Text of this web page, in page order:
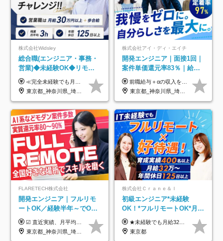
株式会社Widsley
総合職(エンジニア・事務・
営業)◆未経験OK◆リモー
トあり◆残業月3h◆服装髪
型自由
≪完全未経験でも月給40万円以上も可能です！≫ -------------- 【1】ITエンジニア 月給26万円～50万円＋プロジェクト手当＋資格手当 【2】IT事務、営業事務 月給26万円～50万円＋プロジェクト手当＋資格手当 ≪【1】【2】共通≫ ★上記給与には固定残業代20時間分(月3万719円～)を含みます。残業が超過した場合は、追加支給します(残業は月平均3時間とほぼ発生しません。残業がなくても、固定残業代は支給されます) ★試用期間6ヵ月あり（期間中は月給23万1000円～。固定残業代20時間分3万719円～を含む／超過分は別途支給） -------------- 【3】SES営業、SaaS営業 月給30万円以上＋インセンティブ＋各種手当 ★上記給与には固定残業代45時間分(月7万6967円～)を含みます。残業が超過した場合は、追加支給します(残業は月平均3時間とほぼ発生しません。残業がなくても、固定残業代は支給されます) ★試用期間6ヵ月あり(期間中も給与や福利厚生は同じです)
東京都_神奈川県_埼玉県_千葉県_大阪府_愛知県_北海道_青森県_岩手県_宮城県_秋田県_山形県_福島県_茨城県_栃木県_群馬県_新潟県_山梨県_長野県_富山県_石川県_福井県_静岡県_岐阜県_三重県_兵庫県_京都府_滋賀県_奈良県_和歌山県_広島県_岡山県_鳥取県_島根県_山口県_徳島県_香川県_愛媛県_高知県_福岡県_熊本県_佐賀県_長崎県_大分県_宮崎県_鹿児島県_沖縄県
株式会社アイ・ディ・エイチ
開発エンジニア｜面接1回｜
案件単価還元率83％｜給与
UP保証｜年休140日｜在宅
利用率9割｜独立支援・副業
制度
前職給与＋αの収入を保証 月給42万円～120万円＋各種手当＋賞与 給与基準が明確かつ高還元です。 一人ひとりが安定した環境のもと、長く活躍できる職場を目指しています。 ※平均年収650万円 ・還元率83％ ・各種手当について 職能手当／職務手当／資格手当／営業手当 など ※前職での経験・能力、給与などを考慮の上、当社規定により優遇いたします ※試用期間あり（3ヶ月／期間中の条件に変動はありません） ※上記金額には固定残業代（78,948円～225,564円/月30時間分）を含みます 超過分は別途全額支給いたします ・年収UPを保証 過去には転職時に〈年収200万円UP〉したエンジニアも在籍しています。入社時だけでなく、入社後も安心の給与水準で働ける環境です。キャリアや技術力が正当に評価されていないと感じていたら、一度面接でお話ししましょう！ 当社では管理職の人数は最低限にし、無駄な管理をしません。その費用削減分を社員の給与に還元しています！
東京都_神奈川県_埼玉県_千葉県_大阪府_愛知県_北海道_青森県_岩手県_宮城県_秋田県_山形県_福島県_茨城県_栃木県_群馬県_新潟県_山梨県_長野県_富山県_石川県_福井県_静岡県_岐阜県_三重県_兵庫県_京都府_滋賀県_奈良県_和歌山県_広島県_岡山県_鳥取県_島根県_山口県_徳島県_香川県_愛媛県_高知県_福岡県_熊本県_佐賀県_長崎県_大分県_宮崎県_鹿児島県_沖縄県
FLARETECH株式会社
開発エンジニア｜フルリモ
ートOK／経験半年～でOK
／実質還元率80～90%／前
給保証／AI系など最先端案
件多数
☑︎ 直近実績、月平均17,000円の昇給 ☑︎ 前職給与100%保証 ☑︎ 実質還元率80～90% ☑︎ 待機時も給与は満額支給 月給35万円～70万円＋交通費など各種手当 ※想定年収：4,200,000円～10,560,000円 ※経験・能力等を考慮の上で決定します。 ※上記金額には、みなし残業手当（50時間分・104,000円～212,000円）を含みます。超過分は別途追加支給します。 ┗残業時間は月平均10時間、多い時でも20時間程度と安定しております ★単価連動型の給与体系ではないため、万が一待機になってもその間の給与は満額支給しています。 ＜1年間の昇給事例をご紹介！＞ ・20代/フロントエンドエンジニア：月給274,000円→月給362,000円（＋88,000円/月） ・20代/iOSエンジニア：月給237,000円→月給287,000円（＋50,000円/月） ・20代/Androidエンジニア：月給316,000円→月給374,000円（＋58,000円/月） ・30代/Javaエンジニア（上流）：月給340,000円→月給418,000円（＋78,000円/月） ・30代/PMO：月給340,000円→月給418,000円（＋78,000円/月）
東京都_神奈川県_埼玉県_千葉県_大阪府_愛知県_北海道_青森県_岩手県_宮城県_秋田県_山形県_福島県_茨城県_栃木県_群馬県_新潟県_山梨県_長野県_富山県_石川県_福井県_静岡県_岐阜県_三重県_兵庫県_京都府_滋賀県_奈良県_和歌山県_広島県_岡山県_鳥取県_島根県_山口県_徳島県_香川県_愛媛県_高知県_福岡県_熊本県_佐賀県_長崎県_大分県_宮崎県_鹿児島県_沖縄県
株式会社Ｃｒａｎｅ＆Ｉ
初級エンジニア*未経験
OK！*フルリモートOK*月給
32万～*残業月9.8h*1ヶ月の
研修*資格取得率100％
★未経験でも月給32万円スタート★ 月収32万円～35万円＋各種手当（資格手当だけで毎月15万の上乗せ実績あり！） ★資格手当豊富！1資格につき最大3万円支給 ★功績手当の導入で、毎月のお給与に上乗せで最大10万円支給している社員も！ ★1回の昇級で年収数十万UPも可 ★ゆくゆくは年収1000万以上も目指せる 年俸384万円～1,162万8,000円（12分割） ※経験・スキルを考慮の上決定します ※上記金額には固定残業代（月30h分・60,800円～66,500円）を含みます ※超過分は別途全額支給します ※試用期間2ヶ月間あり（その他待遇に差異はありません）
東京都